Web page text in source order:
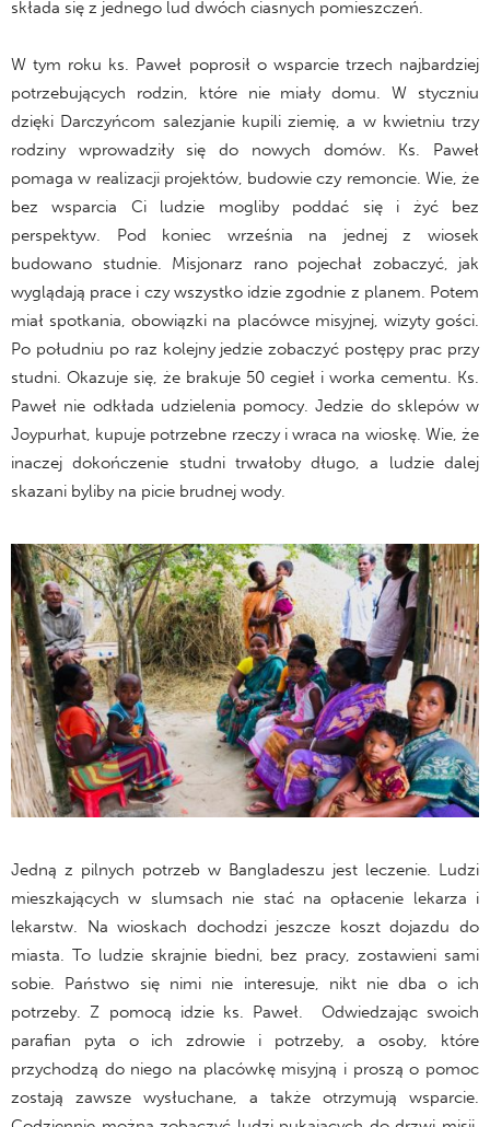
składa się z jednego lud dwóch ciasnych pomieszczeń.
W tym roku ks. Paweł poprosił o wsparcie trzech najbardziej
potrzebujących rodzin, które nie miały domu. W styczniu
dzięki Darczyńcom salezjanie kupili ziemię, a w kwietniu trzy
rodziny wprowadziły się do nowych domów. Ks. Paweł
pomaga w realizacji projektów, budowie czy remoncie. Wie, że
bez wsparcia Ci ludzie mogliby poddać się i żyć bez
perspektyw. Pod koniec września na jednej z wiosek
budowano studnie. Misjonarz rano pojechał zobaczyć, jak
wyglądają prace i czy wszystko idzie zgodnie z planem. Potem
miał spotkania, obowiązki na placówce misyjnej, wizyty gości.
Po południu po raz kolejny jedzie zobaczyć postępy prac przy
studni. Okazuje się, że brakuje 50 cegieł i worka cementu. Ks.
Paweł nie odkłada udzielenia pomocy. Jedzie do sklepów w
Joypurhat, kupuje potrzebne rzeczy i wraca na wioskę. Wie, że
inaczej dokończenie studni trwałoby długo, a ludzie dalej
skazani byliby na picie brudnej wody.
Jedną z pilnych potrzeb w Bangladeszu jest leczenie. Ludzi
mieszkających w slumsach nie stać na opłacenie lekarza i
lekarstw. Na wioskach dochodzi jeszcze koszt dojazdu do
miasta. To ludzie skrajnie biedni, bez pracy, zostawieni sami
sobie. Państwo się nimi nie interesuje, nikt nie dba o ich
potrzeby. Z pomocą idzie ks. Paweł. Odwiedzając swoich
parafian pyta o ich zdrowie i potrzeby, a osoby, które
przychodzą do niego na placówkę misyjną i proszą o pomoc
zostają zawsze wysłuchane, a także otrzymują wsparcie.